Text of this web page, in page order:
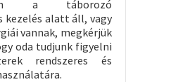
a táborozó
kezelés alatt áll, vagy
vannak, megkérjük
oda tudjunk figyelni
rendszeres és